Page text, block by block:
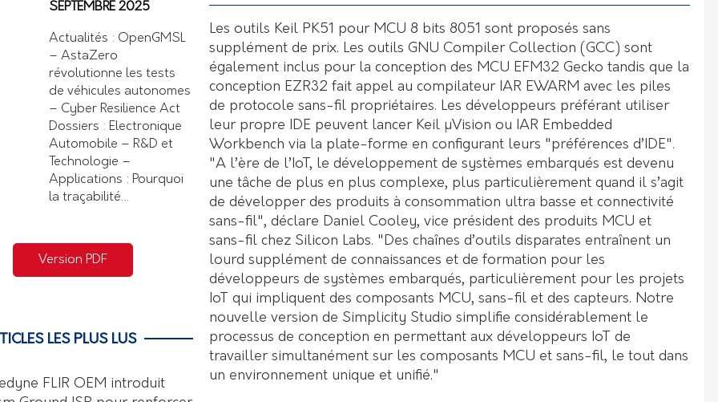
Les outils Keil PK51 pour MCU 8 bits 8051 sont proposés sans
supplément de prix. Les outils GNU Compiler Collection (GCC) sont
également inclus pour la conception des MCU EFM32 Gecko tandis que la
conception EZR32 fait appel au compilateur IAR EWARM avec les piles
de protocole sans-fil propriétaires. Les développeurs préférant utiliser
leur propre IDE peuvent lancer Keil µVision ou IAR Embedded
Workbench via la plate-forme en configurant leurs "préférences d’IDE".
"A l’ère de l’IoT, le développement de systèmes embarqués est devenu
une tâche de plus en plus complexe, plus particulièrement quand il s’agit
de développer des produits à consommation ultra basse et connectivité
sans-fil", déclare Daniel Cooley, vice président des produits MCU et
sans-fil chez Silicon Labs. "Des chaînes d’outils disparates entraînent un
lourd supplément de connaissances et de formation pour les
développeurs de systèmes embarqués, particulièrement pour les projets
IoT qui impliquent des composants MCU, sans-fil et des capteurs. Notre
nouvelle version de Simplicity Studio simplifie considérablement le
processus de conception en permettant aux développeurs IoT de
travailler simultanément sur les composants MCU et sans-fil, le tout dans
un environnement unique et unifié."
SEPTEMBRE 2025
Actualités : OpenGMSL
– AstaZero
révolutionne les tests
de véhicules autonomes
– Cyber Resilience Act
Dossiers : Electronique
Automobile – R&D et
Technologie –
Applications : Pourquoi
la traçabilité…
Version PDF
LES PLUS LUS
FLIR OEM introduit